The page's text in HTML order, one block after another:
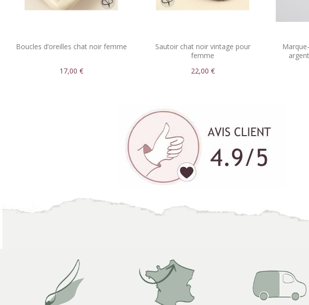
Boucles d’oreilles chat noir femme
17,00 €
Sautoir chat noir vintage pour
femme
22,00 €